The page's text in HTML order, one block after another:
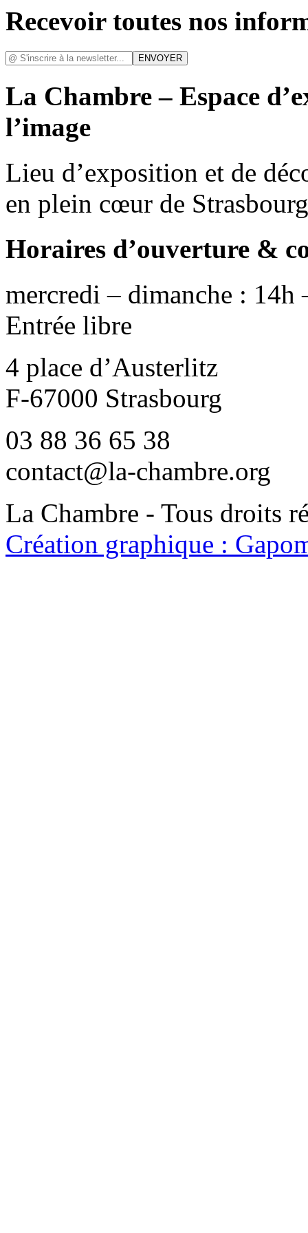
Recevoir toutes nos
La Chambre – Espace
l’image
Lieu d’exposition et de
en plein cœur de Strasbourg
Horaires d’ouverture &
mercredi – dimanche : 14h
Entrée libre
4 place d’Austerlitz
F-67000 Strasbourg
03 88 36 65 38
contact@la-chambre.org
La Chambre - Tous droits
Création graphique :